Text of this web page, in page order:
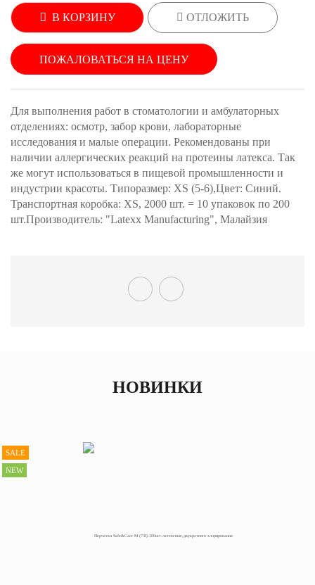
В КОРЗИНУ ОТЛОЖИТЬ
ПОЖАЛОВАТЬСЯ НА ЦЕНУ
Для выполнения работ в стоматологии и амбулаторных
отделениях: осмотр, забор крови, лабораторные
исследования и малые операции. Рекомендованы при
наличии аллергических реакций на протеины латекса. Так
же могут использоваться в пищевой промышленности и
индустрии красоты. Типоразмер: XS (5-6),Цвет: Синий.
Транспортная коробка: XS, 2000 шт. = 10 упаковок по 200
шт.Производитель: "Latexx Manufacturing", Малайзия
НОВИНКИ
SALE
NEW